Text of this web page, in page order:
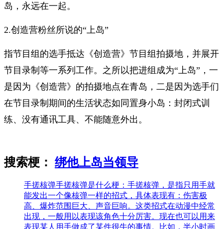
岛，永远在一起。
2.创造营粉丝所说的“上岛”
指节目组的选手抵达《创造营》节目组拍摄地，并展开
节目录制等一系列工作。之所以把进组成为“上岛”，一
是因为《创造营》的拍摄地点在青岛，二是因为选手们
在节目录制期间的生活状态如同置身小岛：封闭式训
练、没有通讯工具、不能随意外出。
搜索梗： 绑他上岛当领导
手搓核弹手搓核弹是什么梗：手搓核弹，是指只用手就
能发出一个像核弹一样的招式，具体表现有：伤害极
高、爆炸范围巨大、声音巨响。这类招式在动漫中经常
出现，一般用以表现该角色十分厉害。现在也可以用来
表现某人用手做成了某件很牛的事情。比如，半小时画